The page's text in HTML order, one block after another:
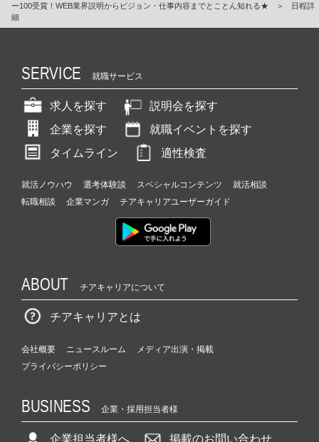
ー100受賞！WEB業界説明からビジョン・仕事内容までとことん知れる★
＞
日程詳
細
SERVICE 就職サービス
求人を探す
説明会を探す
企業を探す
就職イベントを探す
タイムライン
適性検査
就活ノウハウ 選考体験談 スペシャルコンテンツ
就活相談
転職相談
企業マンガ チアキャリアユーザーガイド
ABOUT チアキャリアについて
チアキャリアとは
会社概要 ニュースルーム
メディア出演・掲載
プライバシーポリシー
BUSINESS 企業・採用担当者様
企業担当者様へ 掲載のお問い合わせ